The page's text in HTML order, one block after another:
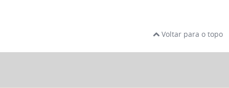
Voltar para o topo